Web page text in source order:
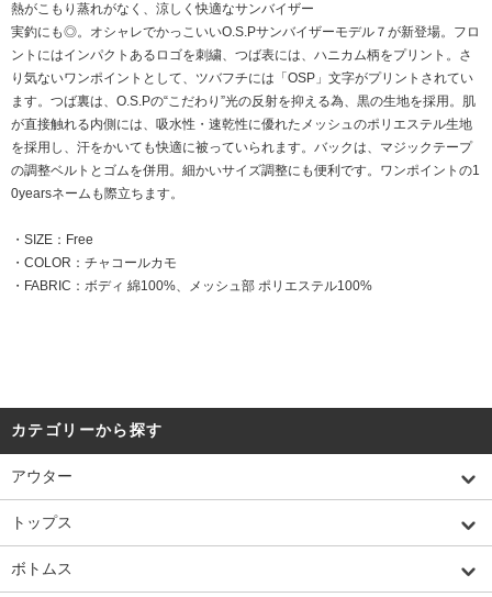
熱がこもり蒸れがなく、涼しく快適なサンバイザー
実釣にも◎。オシャレでかっこいいO.S.Pサンバイザーモデル７が新登場。フロ
ントにはインパクトあるロゴを刺繍、つば表には、ハニカム柄をプリント。さ
り気ないワンポイントとして、ツバフチには「OSP」文字がプリントされてい
ます。つば裏は、O.S.Pの“こだわり”光の反射を抑える為、黒の生地を採用。肌
が直接触れる内側には、吸水性・速乾性に優れたメッシュのポリエステル生地
を採用し、汗をかいても快適に被っていられます。バックは、マジックテープ
の調整ベルトとゴムを併用。細かいサイズ調整にも便利です。ワンポイントの1
0yearsネームも際立ちます。
・SIZE：Free
・COLOR：チャコールカモ
・FABRIC：ボディ 綿100%、メッシュ部 ポリエステル100%
カテゴリーから探す
アウター
トップス
ボトムス